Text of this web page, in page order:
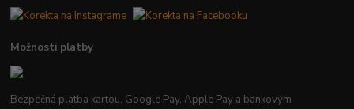
Možnosti platby
Bezpečná platba kartou, Google Pay, Apple Pay a bankovým